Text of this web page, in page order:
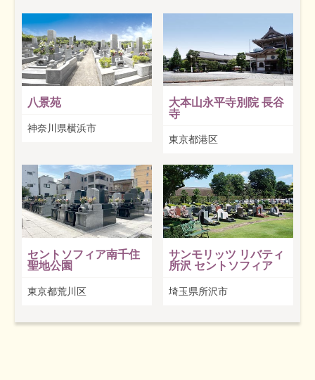
八景苑
神奈川県横浜市
大本山永平寺別院 長谷
寺
東京都港区
セントソフィア南千住
聖地公園
東京都荒川区
サンモリッツ リバティ
所沢 セントソフィア
埼玉県所沢市